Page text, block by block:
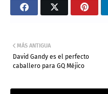
MÁS ANTIGUA
David Gandy es el perfecto
caballero para GQ Méjico